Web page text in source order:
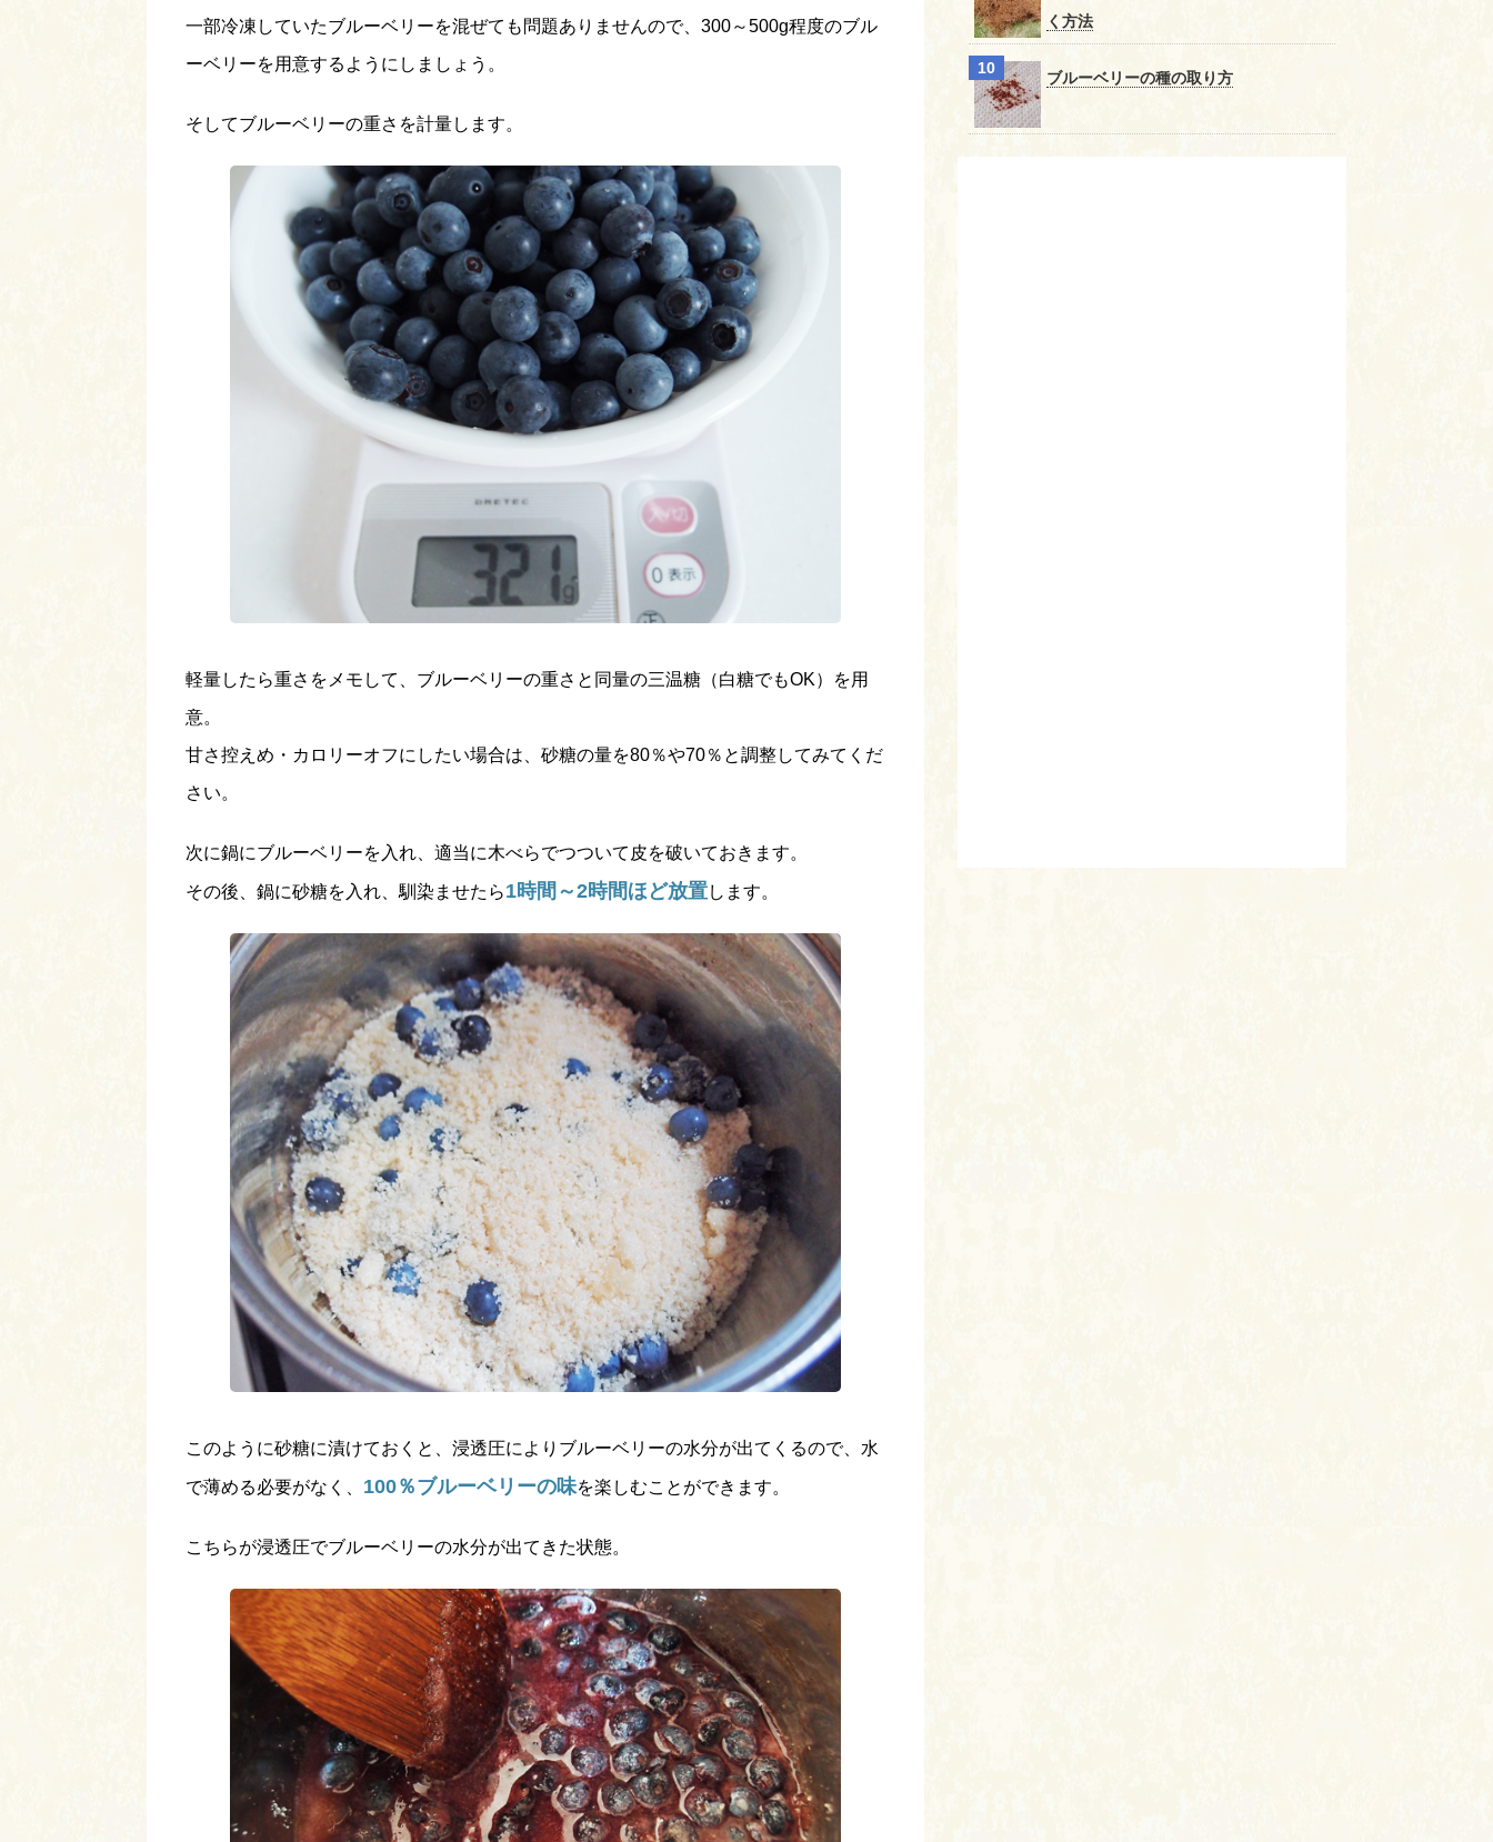
一部冷凍していたブルーベリーを混ぜても問題ありませんので、300～500g程度のブル
ーベリーを用意するようにしましょう。
そしてブルーベリーの重さを計量します。
軽量したら重さをメモして、ブルーベリーの重さと同量の三温糖（白糖でもOK）を用
意。
甘さ控えめ・カロリーオフにしたい場合は、砂糖の量を80％や70％と調整してみてくだ
さい。
次に鍋にブルーベリーを入れ、適当に木べらでつついて皮を破いておきます。
その後、鍋に砂糖を入れ、馴染ませたら1時間～2時間ほど放置します。
このように砂糖に漬けておくと、浸透圧によりブルーベリーの水分が出てくるので、水
で薄める必要がなく、 100％ブルーベリーの味を楽しむことができます。
こちらが浸透圧でブルーベリーの水分が出てきた状態。
く方法
ブルーベリーの種の取り方